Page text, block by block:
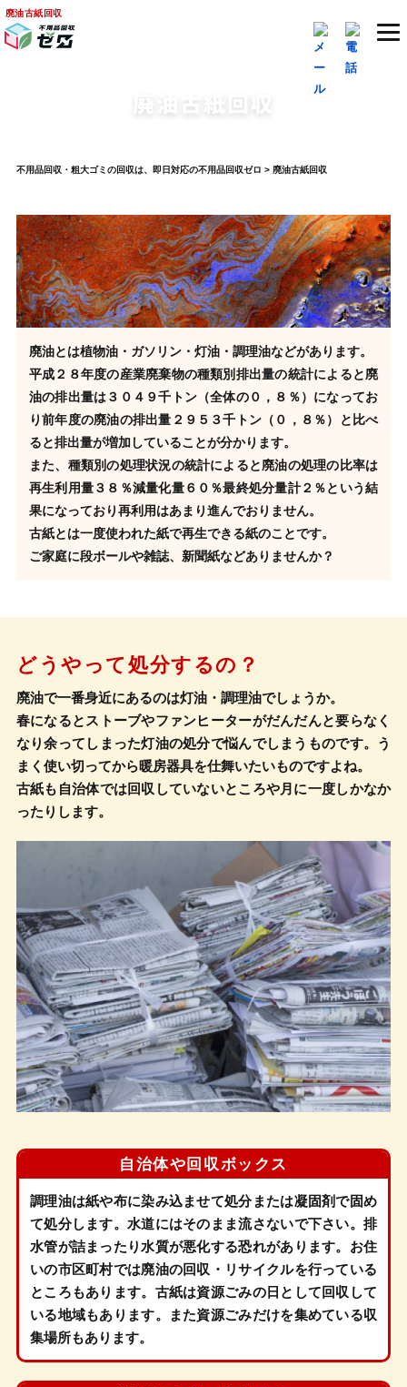
廃油古紙回収
廃油古紙回収
不用品回収・粗大ゴミの回収は、即日対応の不用品回収ゼロ > 廃油古紙回収
廃油とは植物油・ガソリン・灯油・調理油などがあります。
平成２８年度の産業廃棄物の種類別排出量の統計によると廃
油の排出量は３０４９千トン（全体の０，８％）になってお
り前年度の廃油の排出量２９５３千トン（０，８％）と比べ
ると排出量が増加していることが分かります。
また、種類別の処理状況の統計によると廃油の処理の比率は
再生利用量３８％減量化量６０％最終処分量計２％という結
果になっており再利用はあまり進んでおりません。
古紙とは一度使われた紙で再生できる紙のことです。
ご家庭に段ボールや雑誌、新聞紙などありませんか？
どうやって処分するの？
廃油で一番身近にあるのは灯油・調理油でしょうか。
春になるとストーブやファンヒーターがだんだんと要らなく
なり余ってしまった灯油の処分で悩んでしまうものです。う
まく使い切ってから暖房器具を仕舞いたいものですよね。
古紙も自治体では回収していないところや月に一度しかなか
ったりします。
自治体や 回収ボックス
調理油は紙や布に染み込ませて処分または凝固剤で固め
て処分します。水道にはそのまま流さないで下さい。排
水管が詰まったり水質が悪化する恐れがあります。お住
いの市区町村では廃油の回収・リサイクルを行っている
ところもあります。古紙は資源ごみの日として回収して
いる地域もあります。また資源ごみだけを集めている収
集場所もあります。